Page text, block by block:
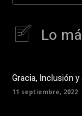
Lo
Gracia, Inclusión
11 septiembre, 2022